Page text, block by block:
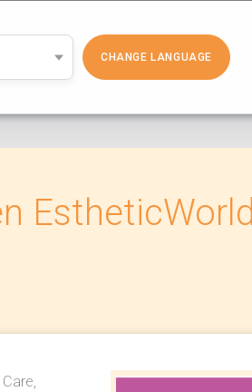
CHANGE LANGUAGE
COSMÉTICA
EstheticWorld